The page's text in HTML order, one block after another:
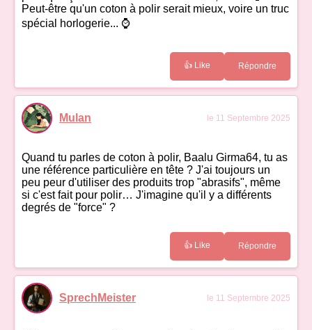
Peut-être qu'un coton à polir serait mieux, voire un truc
spécial horlogerie... ⌚
👍 Like Répondre
Mulan le 11 Septembre 2025
Quand tu parles de coton à polir, Baalu Girma64, tu as
une référence particulière en tête ? J'ai toujours un
peu peur d'utiliser des produits trop "abrasifs", même
si c'est fait pour polir… J'imagine qu'il y a différents
degrés de "force" ?
👍 Like Répondre
SprechMeister le 11 Septembre 2025